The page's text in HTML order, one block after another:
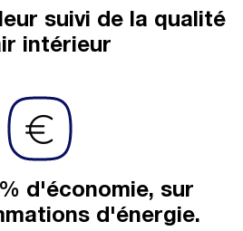
suivi de la qualité
intérieur
d'économie, sur
d'énergie.